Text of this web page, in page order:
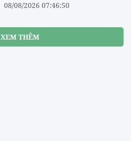
08/08/2026 07:46:50
XEM THÊM